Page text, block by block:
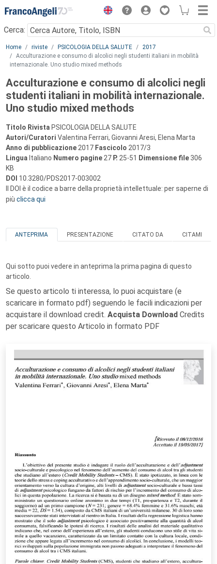
Menu
Cerca:
Main content
Home riviste PSICOLOGIA DELLA SALUTE
2017
Acculturazione e consumo di alcolici negli studenti italiani in mobilità
internazionale. Uno studio mixed methods
Acculturazione e consumo di alcolici negli
studenti italiani in mobilità internazionale.
Uno studio mixed methods
Titolo Rivista PSICOLOGIA DELLA SALUTE
Autori/Curatori Valentina Ferrari, Giovanni Aresi, Elena Marta
Anno di pubblicazione 2017 Fascicolo 2017/3
Lingua Italiano Numero pagine 27 P. 25-51 Dimensione file 306
KB
DOI 10.3280/PDS2017-003002
Il DOI è il codice a barre della proprietà intellettuale: per saperne di
più clicca qui
ANTEPRIMA PRESENTAZIONE CITATO DA CITAMI
Qui sotto puoi vedere in anteprima la prima pagina di questo
articolo.
Se questo articolo ti interessa, lo puoi acquistare (e
scaricare in formato pdf) seguendo le facili indicazioni per
acquistare il download credit. Acquista Download Credits
per scaricare questo Articolo in formato PDF